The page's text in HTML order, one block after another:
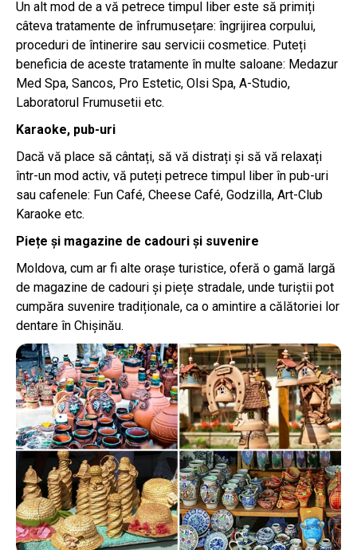
Un alt mod de a vă petrece timpul liber este să primiți
câteva tratamente de înfrumusețare: îngrijirea corpului,
proceduri de întinerire sau servicii cosmetice. Puteți
beneficia de aceste tratamente în multe saloane: Medazur
Med Spa, Sancos, Pro Estetic, Olsi Spa, A-Studio,
Laboratorul Frumusetii etc.
Karaoke, pub-uri
Dacă vă place să cântați, să vă distrați și să vă relaxați
într-un mod activ, vă puteți petrece timpul liber în pub-uri
sau cafenele: Fun Café, Cheese Café, Godzilla, Art-Club
Karaoke etc.
Piețe și magazine de cadouri și suvenire
Moldova, cum ar fi alte orașe turistice, oferă o gamă largă
de magazine de cadouri și piețe stradale, unde turiștii pot
cumpăra suvenire tradiționale, ca o amintire a călătoriei lor
dentare în Chișinău.